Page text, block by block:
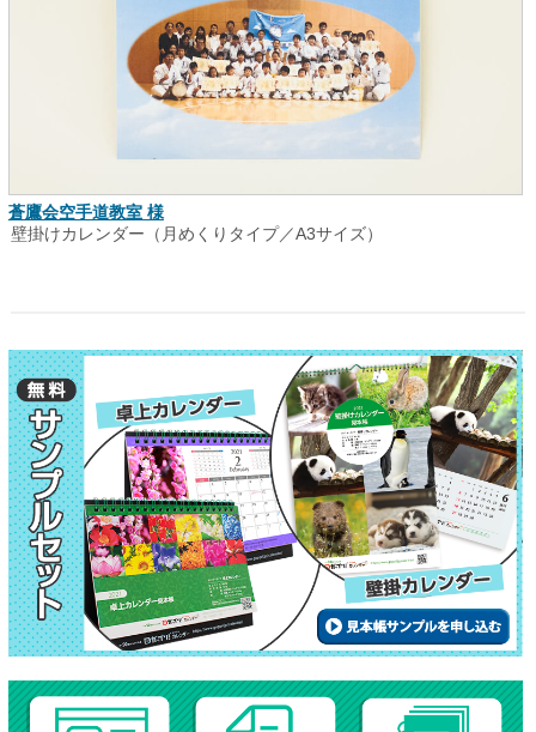
蒼鷹会空手道教室 様
壁掛けカレンダー（月めくりタイプ／A3サイズ）